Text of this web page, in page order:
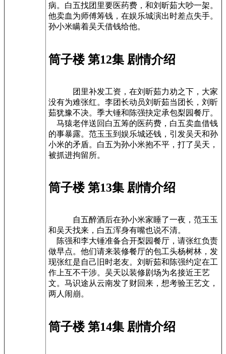
病。白五找团里要医药费，和刘昕茹大吵一架。
他卖血为师傅筹钱，在娱乐城演出时差点失手。
孙小米瞒着吴天借钱给他。
筒子楼 第12集 剧情介绍
团里补发工资，在刘昕茹力劝之下，大家
没有为难张红。李团长动员刘昕茹当团长，刘昕
茹犹豫不决。季大锤和陈强抉定承包梨园餐厅。
马猿老伴送回白五筹的医药费，白五卖血借钱
的事暴露。范玉玉到娱乐城还钱，引发吴天和孙
小米的矛盾。白五为孙小米抱不平，打了吴天，
被抓进拘留所。
筒子楼 第13集 剧情介绍
自五醉酒后在孙小米家睡了一夜，范玉玉
和吴天找来，白五浑身有嘴也说不清。
陈强和李大锤准备合开梨园餐厅，请张红负责
做早点。他们请来装修餐厅的包工头杨树林，发
现张红是自己旧时老友。刘昕茹和陈强约定在工
作上互不干涉。吴天以装修剧场为名接近王艺
文。马识途从云南发了财回来，想考验王艺文，
两人闹崩。
筒子楼 第14集 剧情介绍